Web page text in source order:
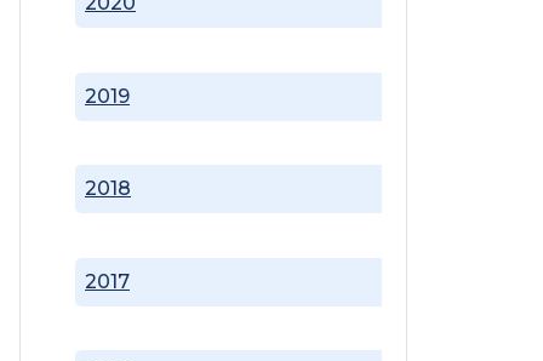
2017
2018
2019